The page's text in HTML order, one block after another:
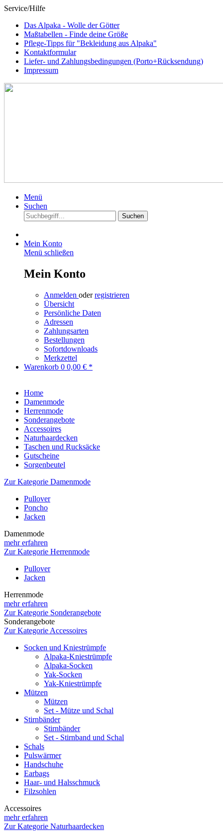
Service/Hilfe
Das Alpaka - Wolle der Götter
Maßtabellen - Finde deine Größe
Pflege-Tipps für "Bekleidung aus Alpaka"
Kontaktformular
Liefer- und Zahlungsbedingungen (Porto+Rücksendung)
Impressum
Menü
Suchen
Suchen
Mein Konto
Menü schließen
Mein Konto
Anmelden oderregistrieren
Übersicht
Persönliche Daten
Adressen
Zahlungsarten
Bestellungen
Sofortdownloads
Merkzettel
Warenkorb 0 0,00 € *
Home
Damenmode
Herrenmode
Sonderangebote
Accessoires
Naturhaardecken
Taschen und Rucksäcke
Gutscheine
Sorgenbeutel
Zur Kategorie Damenmode
Pullover
Poncho
Jacken
Damenmode
mehr erfahren
Zur Kategorie Herrenmode
Pullover
Jacken
Herrenmode
mehr erfahren
Zur Kategorie Sonderangebote
Sonderangebote
Zur Kategorie Accessoires
Socken und Kniestrümpfe
Alpaka-Kniestrümpfe
Alpaka-Socken
Yak-Socken
Yak-Kniestrümpfe
Mützen
Mützen
Set - Mütze und Schal
Stirnbänder
Stirnbänder
Set - Stirnband und Schal
Schals
Pulswärmer
Handschuhe
Earbags
Haar- und Halsschmuck
Filzsohlen
Accessoires
mehr erfahren
Zur Kategorie Naturhaardecken